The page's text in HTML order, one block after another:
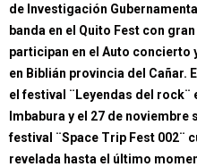
de Investigación
banda en el Quito Fest con
participan en el Auto concierto
en Biblián provincia del Cañar.
el festival ¨Leyendas del rock¨
Imbabura y el 27 de
festival ¨Space Trip Fest 002¨
revelada hasta el último